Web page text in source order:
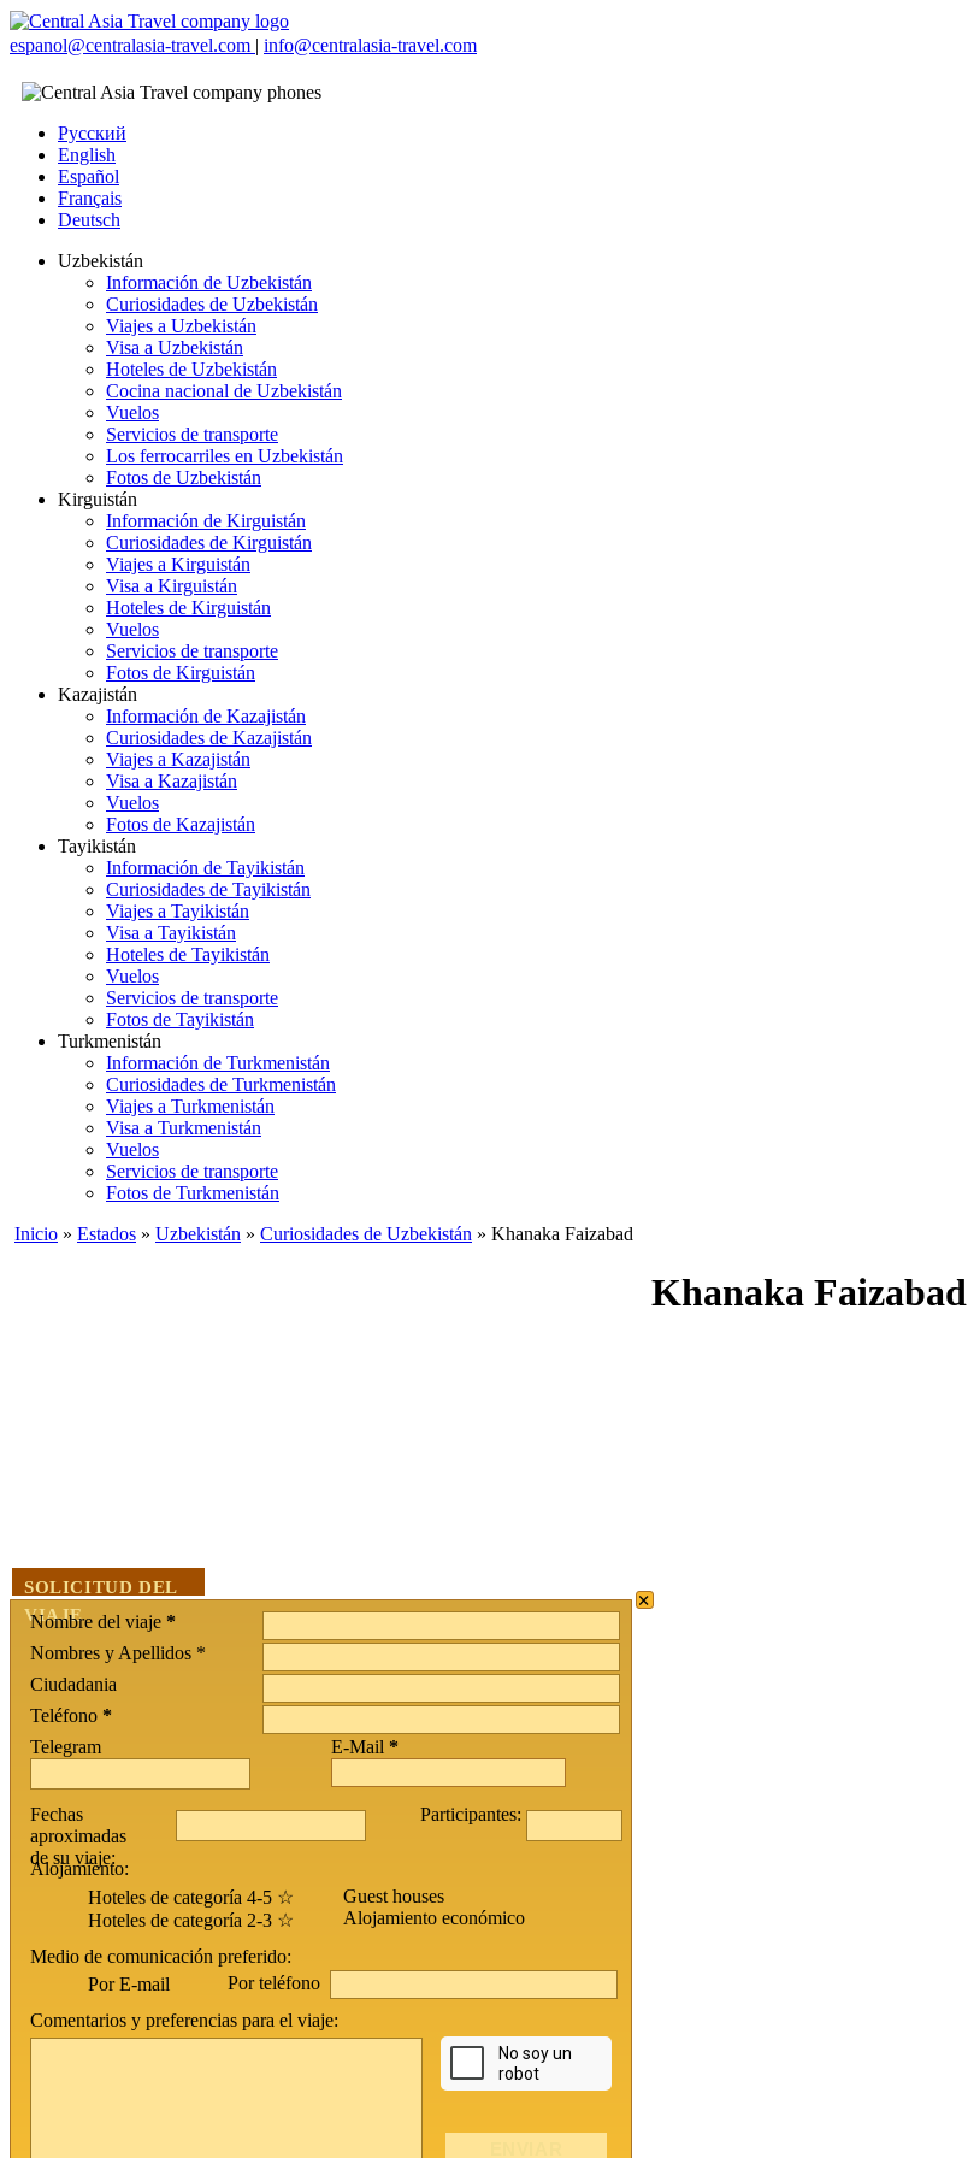
espanol@centralasia-travel.com | info@centralasia-travel.com
Русский
English
Español
Français
Deutsch
Uzbekistán
Información de Uzbekistán
Curiosidades de Uzbekistán
Viajes a Uzbekistán
Visa a Uzbekistán
Hoteles de Uzbekistán
Cocina nacional de Uzbekistán
Vuelos
Servicios de transporte
Los ferrocarriles en Uzbekistán
Fotos de Uzbekistán
Kirguistán
Información de Kirguistán
Curiosidades de Kirguistán
Viajes a Kirguistán
Visa a Kirguistán
Hoteles de Kirguistán
Vuelos
Servicios de transporte
Fotos de Kirguistán
Kazajistán
Información de Kazajistán
Curiosidades de Kazajistán
Viajes a Kazajistán
Visa a Kazajistán
Vuelos
Fotos de Kazajistán
Tayikistán
Información de Tayikistán
Curiosidades de Tayikistán
Viajes a Tayikistán
Visa a Tayikistán
Hoteles de Tayikistán
Vuelos
Servicios de transporte
Fotos de Tayikistán
Turkmenistán
Información de Turkmenistán
Curiosidades de Turkmenistán
Viajes a Turkmenistán
Visa a Turkmenistán
Vuelos
Servicios de transporte
Fotos de Turkmenistán
Inicio » Estados » Uzbekistán » Curiosidades de Uzbekistán » Khanaka Faizabad
Khanaka Faizabad
SOLICITUD DEL
VIAJE
×
Nombre del viaje *
Nombres y Apellidos *
Ciudadania
Teléfono *
Telegram
E-Mail *
Fechas
aproximadas
de su viaje:
Participantes:
Alojamiento:
Hoteles de categoría 4-5 ☆
Hoteles de categoría 2-3 ☆
Guest houses
Alojamiento económico
Medio de comunicación preferido:
Por E-mail
Por teléfono
Comentarios y preferencias para el viaje: